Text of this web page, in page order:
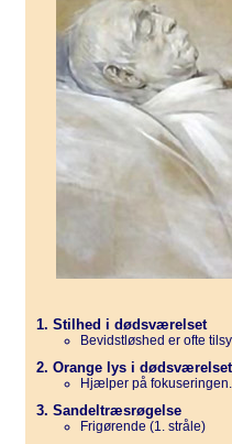
1. Stilhed i dødsværelset
Bevidstløshed er ofte
2. Orange lys i
Hjælper på fokuseringen.
3. Sandeltræsrøgelse
Frigørende (1. stråle)